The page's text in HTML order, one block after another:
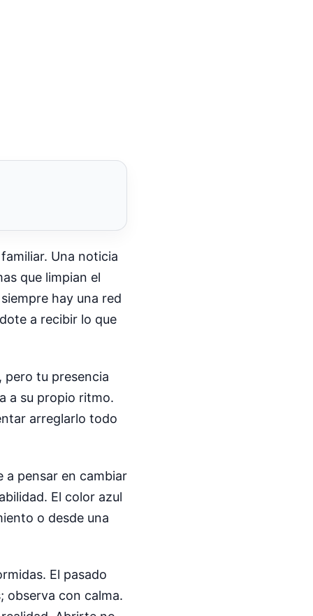
Una noticia
que limpian el
hay una red
a recibir lo que
pero tu presencia
a su propio ritmo.
arreglarlo todo
a pensar en cambiar
El color azul
o desde una
El pasado
observa con calma.